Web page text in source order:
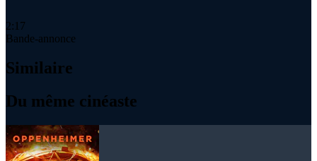
2:17
Bande-annonce
Similaire
Du même cinéaste